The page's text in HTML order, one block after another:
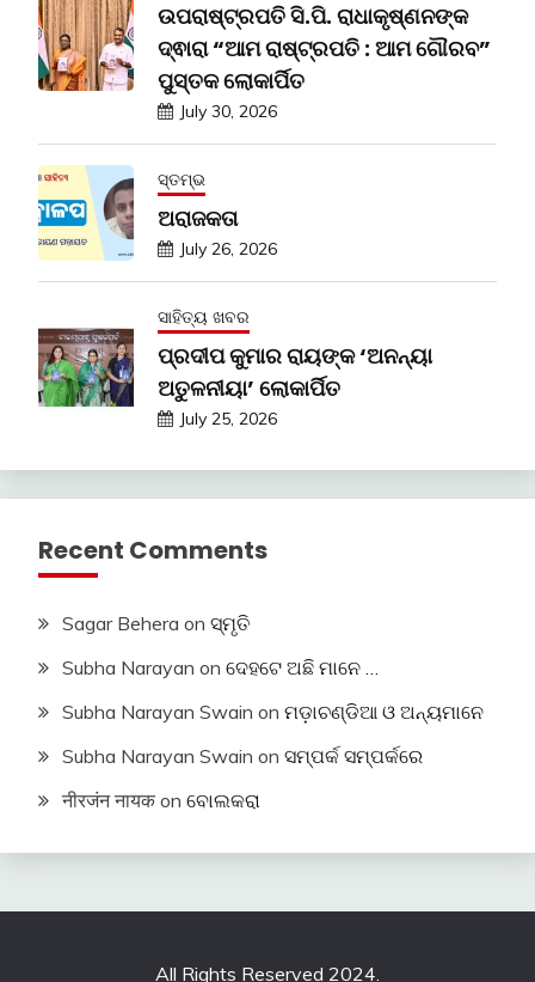
ଉପରାଷ୍ଟ୍ରପତି ସି.ପି. ରାଧାକୃଷ୍ଣନଙ୍କ
ଦ୍ଵାରା “ଆମ ରାଷ୍ଟ୍ରପତି : ଆମ ଗୌରବ”
ପୁସ୍ତକ ଲୋକାର୍ପିତ
July 30, 2026
ସ୍ତମ୍ଭ
ଅରାଜକତା
July 26, 2026
ସାହିତ୍ୟ ଖବର
ପ୍ରଦୀପ କୁମାର ରାୟଙ୍କ ‘ଅନନ୍ୟା
ଅତୁଳନୀୟା’ ଲୋକାର୍ପିତ
July 25, 2026
Recent Comments
Sagar Behera on ସ୍ମୃତି
Subha Narayan on ଦେହଟେ ଅଛି ମାନେ …
Subha Narayan Swain on ମଡ଼ାଚଣ୍ଡିଆ ଓ ଅନ୍ୟମାନେ
Subha Narayan Swain on ସମ୍ପର୍କ ସମ୍ପର୍କରେ
नीरजंन नायक on ବୋଲକରା
All Rights Reserved 2024.